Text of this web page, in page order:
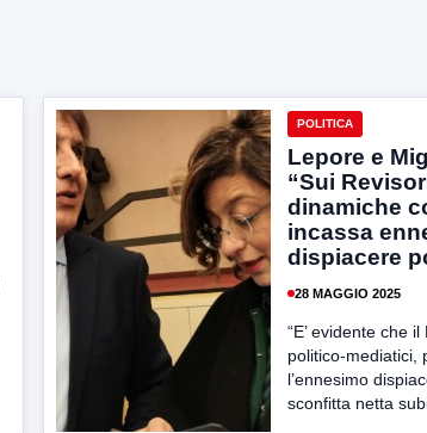
POLITICA
Lepore e
“Sui
dinamiche
incassa
dispiacere
28 MAGGIO 2025
“E’ evidente che
politico-mediatici,
l’ennesimo
sconfitta netta